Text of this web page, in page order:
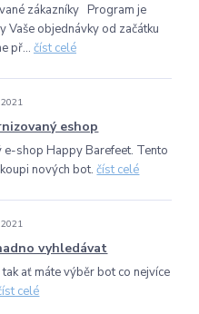
zákazníky Program je
Vaše objednávky od začátku
př... číst celé
eshop
shop Happy Barefeet. Tento
nových bot.číst celé
vyhledávat
ať máte výběr bot co nejvíce
celé